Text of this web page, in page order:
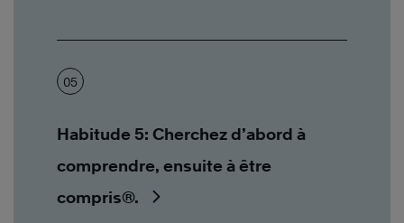
05
Habitude 5: Cherchez d’abord à
comprendre, ensuite à être
compris®.